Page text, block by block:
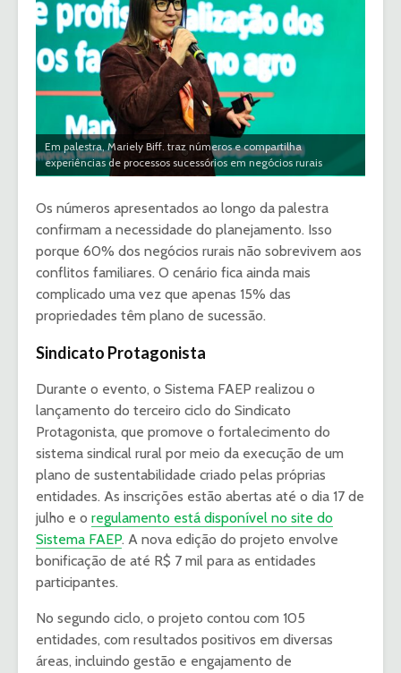
Em palestra, Mariely Biff. traz números e compartilha
experiências de processos sucessórios em negócios rurais
Os números apresentados ao longo da palestra
confirmam a necessidade do planejamento. Isso
porque 60% dos negócios rurais não sobrevivem aos
conflitos familiares. O cenário fica ainda mais
complicado uma vez que apenas 15% das
propriedades têm plano de sucessão.
Sindicato Protagonista
Durante o evento, o Sistema FAEP realizou o
lançamento do terceiro ciclo do Sindicato
Protagonista, que promove o fortalecimento do
sistema sindical rural por meio da execução de um
plano de sustentabilidade criado pelas próprias
entidades. As inscrições estão abertas até o dia 17 de
julho e o regulamento está disponível no site do
Sistema FAEP. A nova edição do projeto envolve
bonificação de até R$ 7 mil para as entidades
participantes.
No segundo ciclo, o projeto contou com 105
entidades, com resultados positivos em diversas
áreas, incluindo gestão e engajamento de